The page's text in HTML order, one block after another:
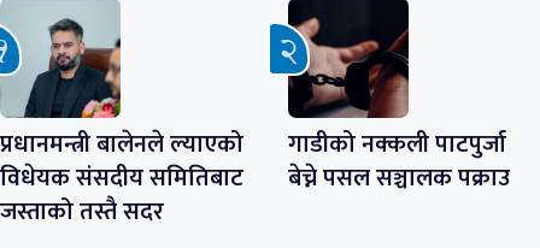
प्रधानमन्त्री बालेनले ल्याएको
विधेयक संसदीय समितिबाट
जस्ताको तस्तै सदर
गाडीको नक्कली पाटपुर्जा
बेच्ने पसल सञ्चालक पक्राउ